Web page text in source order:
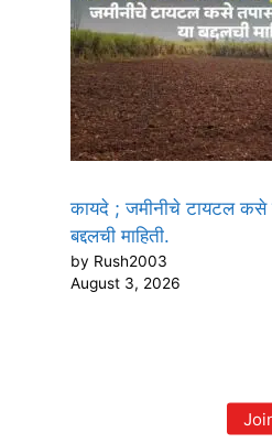
कायदे ; जमीनीचे टायटल कसे
बद्दलची माहिती.
by Rush2003
August 3, 2026